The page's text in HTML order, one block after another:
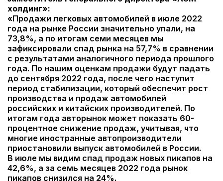
холдинг»:
«Продажи легковых автомобилей в июле 2022
года на рынке России значительно упали, на
73,8%, а по итогам семи месяцев мы
зафиксировали спад рынка на 57,7% в сравнении
с результатами аналогичного периода прошлого
года. По нашим оценкам продажи будут падать
до сентября 2022 года, после чего наступит
период стабилизации, который обеспечит рост
производства и продаж автомобилей
российских и китайских производителей. По
итогам года авторынок может показать 60-
процентное снижение продаж, учитывая, что
многие иностранные автопроизводители
приостановили выпуск автомобилей в России.
В июле мы видим спад продаж новых пикапов на
42,6%, а за семь месяцев 2022 года рынок
пикапов снизился на 24%.